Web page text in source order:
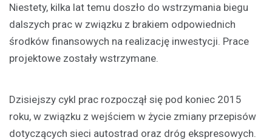
Niestety, kilka lat temu doszło do wstrzymania biegu
dalszych prac w związku z brakiem odpowiednich
środków finansowych na realizację inwestycji. Prace
projektowe zostały wstrzymane.
Dzisiejszy cykl prac rozpoczął się pod koniec 2015
roku, w związku z wejściem w życie zmiany przepisów
dotyczących sieci autostrad oraz dróg ekspresowych.